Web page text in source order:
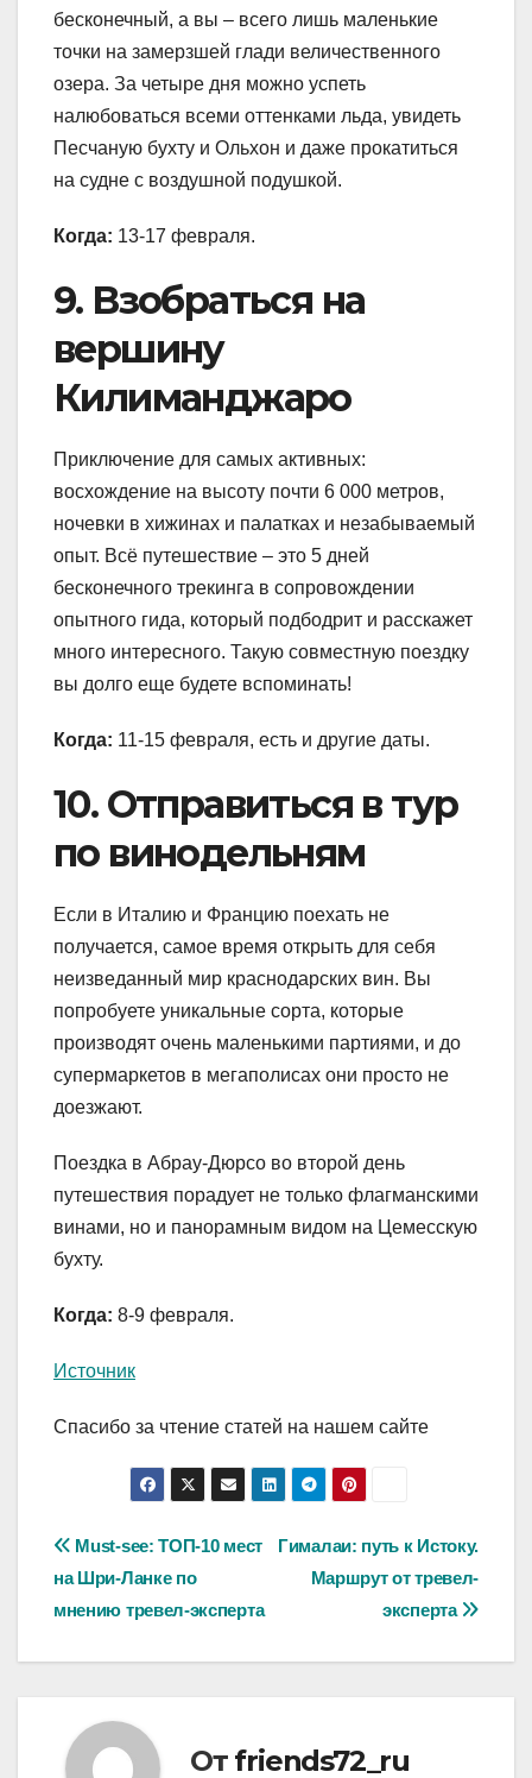
бесконечный, а вы – всего лишь маленькие
точки на замерзшей глади величественного
озера. За четыре дня можно успеть
налюбоваться всеми оттенками льда, увидеть
Песчаную бухту и Ольхон и даже прокатиться
на судне с воздушной подушкой.
Когда: 13-17 февраля.
9. Взобраться на
вершину
Килиманджаро
Приключение для самых активных:
восхождение на высоту почти 6 000 метров,
ночевки в хижинах и палатках и незабываемый
опыт. Всё путешествие – это 5 дней
бесконечного трекинга в сопровождении
опытного гида, который подбодрит и расскажет
много интересного. Такую совместную поездку
вы долго еще будете вспоминать!
Когда: 11-15 февраля, есть и другие даты.
10. Отправиться в тур
по винодельням
Если в Италию и Францию поехать не
получается, самое время открыть для себя
неизведанный мир краснодарских вин. Вы
попробуете уникальные сорта, которые
производят очень маленькими партиями, и до
супермаркетов в мегаполисах они просто не
доезжают.
Поездка в Абрау-Дюрсо во второй день
путешествия порадует не только флагманскими
винами, но и панорамным видом на Цемесскую
бухту.
Когда: 8-9 февраля.
Источник
Спасибо за чтение статей на нашем сайте
Навигация
по
записям
Гималаи: путь к Истоку.
Маршрут от тревел-
эксперта
Must-see: ТОП-10 мест
на Шри-Ланке по
мнению тревел-эксперта
От friends72_ru